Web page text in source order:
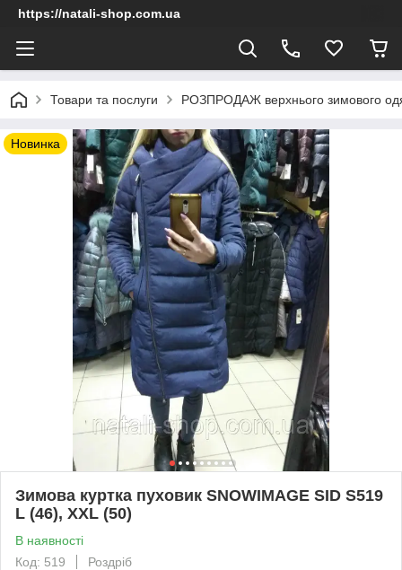
https://natali-shop.com.ua
Товари та послуги РОЗПРОДАЖ верхнього зимового
Новинка
Зимова куртка пуховик SNOWIMAGE SID S519
L (46), XXL (50)
В наявності
Код: 519
Роздріб